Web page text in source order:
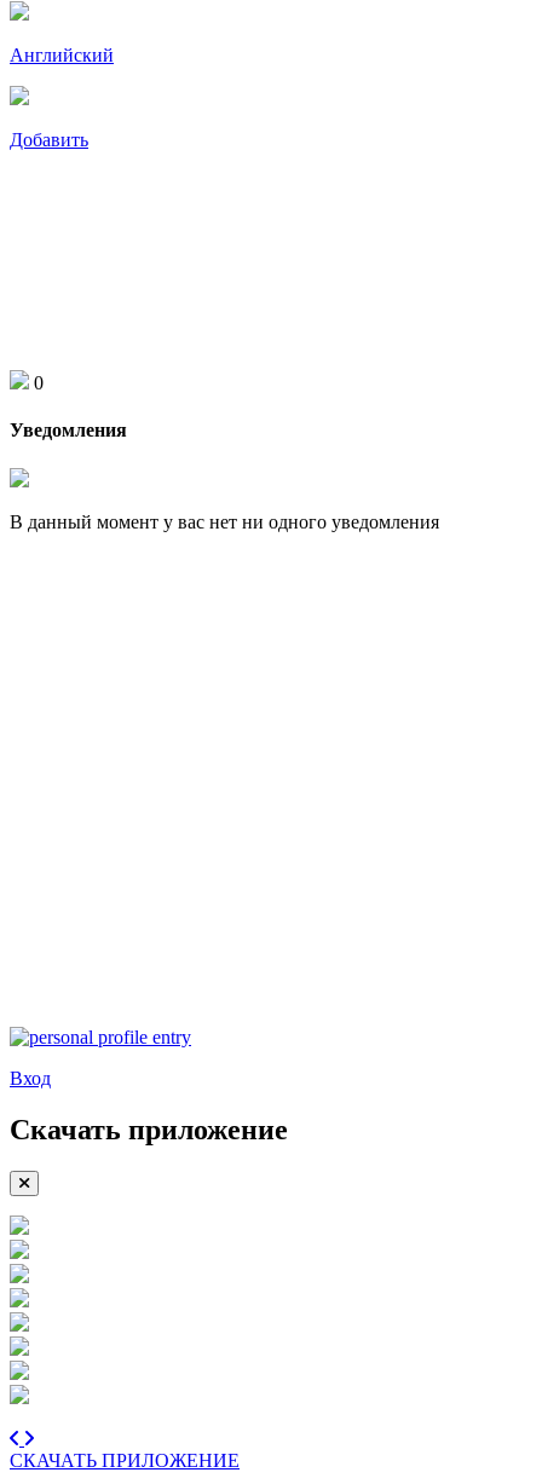
Английский
Добавить
0
Уведомления
В данный момент у вас нет ни одного уведомления
Вход
Скачать приложение
СКАЧАТЬ ПРИЛОЖЕНИЕ